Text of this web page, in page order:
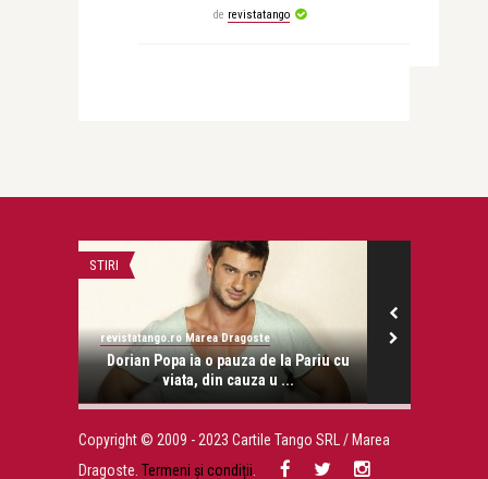
de revistatango
STIRI
revistatango.ro Marea Dragoste
Dorian Popa ia o pauza de la Pariu cu
viata, din cauza u ...
Copyright © 2009 - 2023 Cartile Tango SRL / Marea
Dragoste. Termeni și condiții